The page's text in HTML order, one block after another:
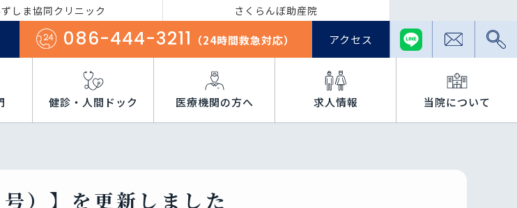
しま協同クリニック さくらんぼ助産院
086-444-3211 （24時間救急対応） アクセス
健診・人間ドック 医療機関の方へ 求人情報 当院について
）】を更新しました